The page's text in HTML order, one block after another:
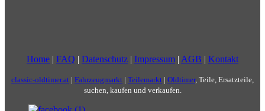
Home | FAQ | Datenschutz | Impressum | AGB | Kontakt
classic-oldtimer.at | Fahrzeugmarkt | Teilemarkt | Oldtimer, Teile, Ersatzteile,
suchen, kaufen und verkaufen.